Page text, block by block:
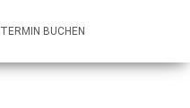
TERMIN BUCHEN